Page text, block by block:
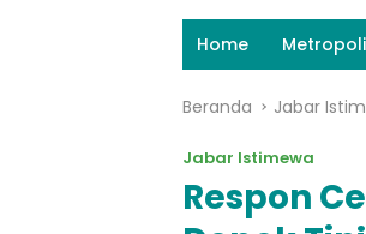
Home
Beranda Jabar
Jabar Istimewa
Respon